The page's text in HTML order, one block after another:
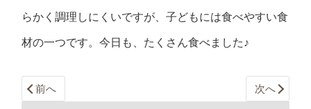
らかく調理しにくいですが、子どもには食べやすい食
材の一つです。今日も、たくさん食べました♪
前へ 次へ